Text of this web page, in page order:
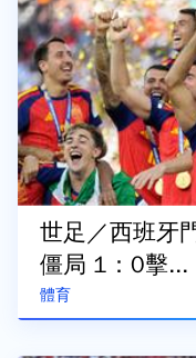
體育
世足／西班牙
僵局 1：0擊...